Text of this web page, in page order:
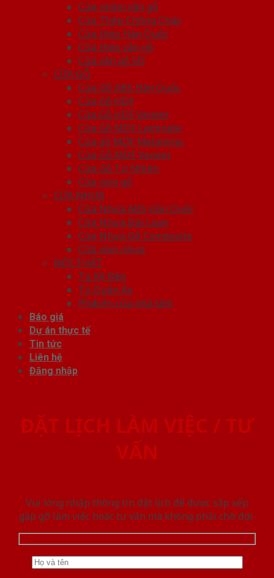
Cửa nhôm vân gỗ
Cửa Thép Chống Cháy
Cửa thép Hàn Quốc
Cửa thép vân gỗ
Cửa vân gỗ 5D
CỬA GỖ
Cửa Gỗ ABS Hàn Quốc
Cửa Gỗ HDF
Cửa Gỗ HDF Veneer
Cửa Gỗ MDF Laminate
Cửa gỗ MDF Melamine
Cửa Gỗ MDF Veneer
Cửa Gỗ Tự Nhiên
Cửa vòm gỗ
CỬA NHỰA
Cửa Nhựa ABS Hàn Quốc
Cửa Nhựa Đài Loan
Cửa Nhựa Gỗ Composite
Cửa vòm nhựa
NỘI THẤT
Tủ Kệ Bếp
Tủ Quần Áo
Phụ kiện cửa nhà tắm
Báo giá
Dự án thực tế
Tin tức
Liên hệ
Đăng nhập
ĐẶT LỊCH LÀM VIỆC / TƯ
VẤN
Vui lòng nhập thông tin đặt lịch để được sắp xếp
gặp gỡ làm việc hoăc tư vấn mà không phải chờ đợi.